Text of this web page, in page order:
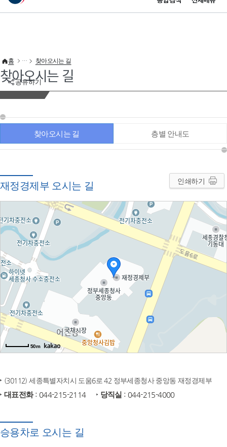
이 누리집은 대한민국 공식 전자정부 누리집입니다.
공유하기
홈 찾아오시는 길
찾아오시는 길
찾아오시는 길 층별 안내도
재정경제부 오시는 길 인쇄하기
50m
(30112) 세종특별자치시 도움6로 42 정부세종청사 중앙동 재정경제부
대표전화: 044-215-2114 당직실 : 044-215-4000
승용차로 오시는 길